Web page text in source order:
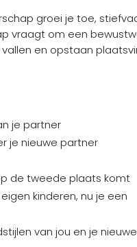
groei je toe,
vraagt om een
en opstaan
je partner
je nieuwe partner
de tweede plaats komt
kinderen, nu je een
van jou en je nieuwe